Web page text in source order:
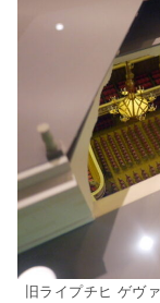
旧ライプチヒ ゲヴ